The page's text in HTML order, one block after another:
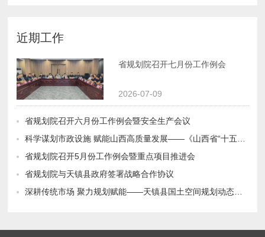
近期工作
省规划院召开七月份工作例会
2026-07-09
省规划院召开六月份工作例会暨安全生产会议
科学谋划市政设施 赋能山西高质量发展——《山西省“十五五”市政基础设施建设规划（征求意见稿）》专家评审会顺利召开
省规划院召开5月份工作例会暨重点项目推进会
省规划院与天镇县政府签署战略合作协议
深耕传统市场 聚力规划赋能——天镇县国土空间规划动态维护阶段性成果获县领导高度肯定